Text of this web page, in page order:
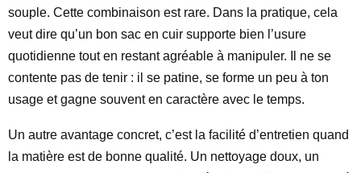
souple. Cette combinaison est rare. Dans la pratique, cela
veut dire qu’un bon sac en cuir supporte bien l’usure
quotidienne tout en restant agréable à manipuler. Il ne se
contente pas de tenir : il se patine, se forme un peu à ton
usage et gagne souvent en caractère avec le temps.
Un autre avantage concret, c’est la facilité d’entretien quand
la matière est de bonne qualité. Un nettoyage doux, un